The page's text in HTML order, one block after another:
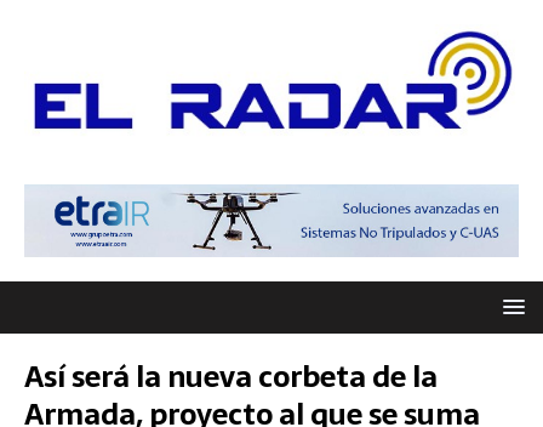
Así será la nueva corbeta de la
Armada, proyecto al que se suma